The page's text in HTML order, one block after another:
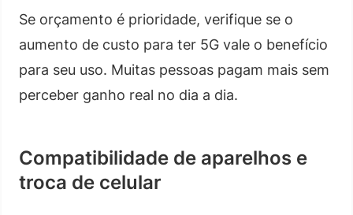
Se orçamento é prioridade, verifique se o
aumento de custo para ter 5G vale o benefício
para seu uso. Muitas pessoas pagam mais sem
perceber ganho real no dia a dia.
Compatibilidade de aparelhos e
troca de celular